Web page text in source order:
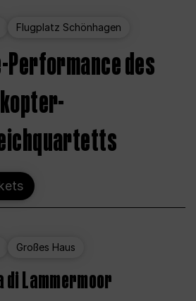
Flugplatz Schönhagen
Performance des
Großes Haus
di Lammermoor